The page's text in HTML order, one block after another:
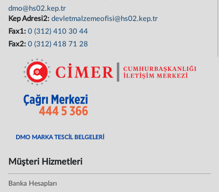
dmo@hs02.kep.tr
Kep Adresi2:devletmalzemeofisi@hs02.kep.tr
Fax1:0 (312) 410 30 44
Fax2:0 (312) 418 71 28
DMO MARKA TESCİL BELGELERİ
Müşteri Hizmetleri
Banka Hesapları